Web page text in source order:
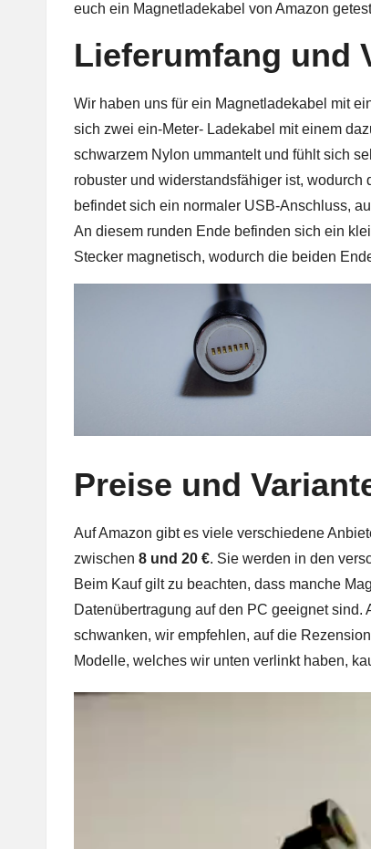
euch ein Magnetladekabel von Amazon
Lieferumfang und
Wir haben uns für ein Magnetladekabel mit
sich zwei ein-Meter- Ladekabel mit einem
schwarzem Nylon ummantelt und fühlt sich
robuster und widerstandsfähiger ist,
befindet sich ein normaler USB-Anschluss,
An diesem runden Ende befinden sich ein
Stecker magnetisch, wodurch die beiden
Preise und
Auf Amazon gibt es viele verschiedene
zwischen 8 und 20 €. Sie werden in den
Beim Kauf gilt zu beachten, dass manche
Datenübertragung auf den PC geeignet
schwanken, wir empfehlen, auf die
Modelle, welches wir unten verlinkt haben,